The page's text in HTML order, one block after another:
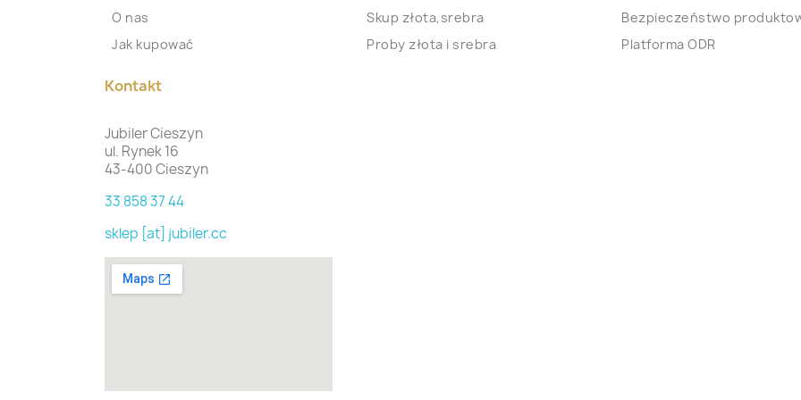
O nas
Jak kupować
Skup złota,srebra
Proby złota i srebra
Bezpieczeństwo
Platforma ODR
Kontakt
Jubiler Cieszyn
ul. Rynek 16
43-400 Cieszyn
33 858 37 44
sklep [at] jubiler.cc